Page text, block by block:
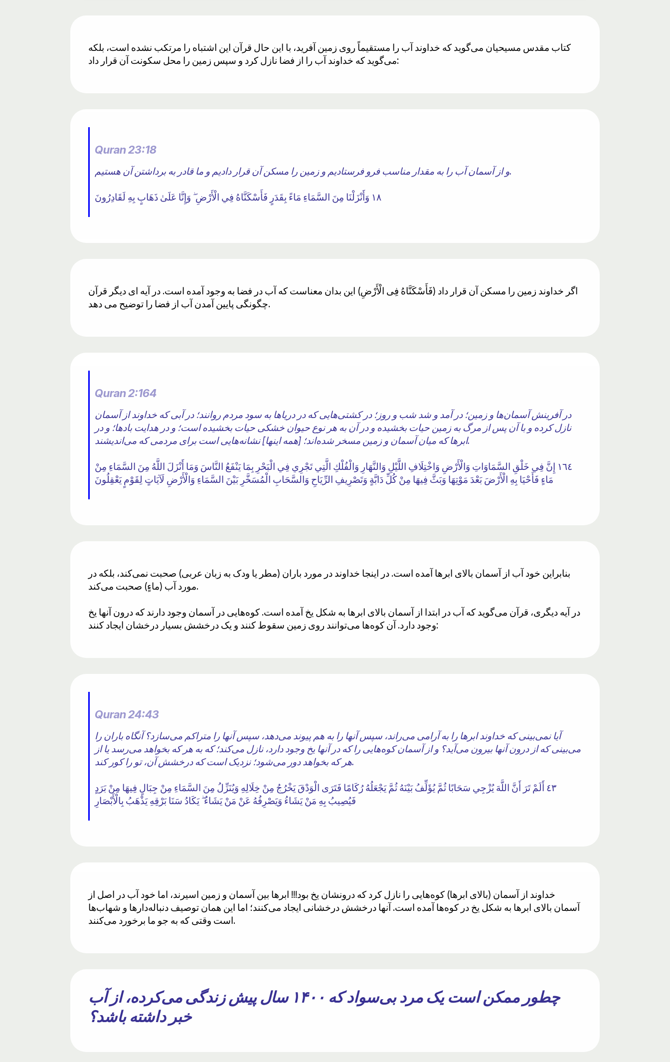
کتاب مقدس مسیحیان می‌گوید که خداوند آب را مستقیماً روی زمین آفرید، با این حال قرآن این اشتباه را مرتکب نشده است، بلکه
می‌گوید که خداوند آب را از فضا نازل کرد و سپس زمین را محل سکونت آن قرار داد:
Quran 23:18
و از آسمان آب را به مقدار مناسب فرو فرستادیم و زمین را مسکن آن قرار دادیم و ما قادر به برداشتن آن هستیم.
١٨ وَأَنْزَلْنَا مِنَ السَّمَاءِ مَاءً بِقَدَرٍ فَأَسْكَنَّاهُ فِي الْأَرْضِ ۖ وَإِنَّا عَلَىٰ ذَهَابٍ بِهِ لَقَادِرُونَ
اگر خداوند زمین را مسکن آن قرار داد (فَأَسْکَنَّاهُ فِی الْأَرْضِ) این بدان معناست که آب در فضا به وجود آمده است. در آیه ای دیگر قرآن
چگونگی پایین آمدن آب از فضا را توضیح می دهد.
Quran 2:164
در آفرینش آسمان‌ها و زمین؛ در آمد و شد شب و روز؛ در کشتی‌هایی که در دریاها به سود مردم روانند؛ در آبی که خداوند از آسمان
نازل کرده و با آن پس از مرگ به زمین حیات بخشیده و در آن به هر نوع حیوان خشکی حیات بخشیده است؛ و در هدایت بادها؛ و در
ابرها که میان آسمان و زمین مسخر شده‌اند؛ [همه اینها] نشانه‌هایی است برای مردمی که می‌اندیشند.
١٦٤ إِنَّ فِي خَلْقِ السَّمَاوَاتِ وَالْأَرْضِ وَاخْتِلَافِ اللَّيْلِ وَالنَّهَارِ وَالْفُلْكِ الَّتِي تَجْرِي فِي الْبَحْرِ بِمَا يَنْفَعُ النَّاسَ وَمَا أَنْزَلَ اللَّهُ مِنَ السَّمَاءِ مِنْ
مَاءٍ فَأَحْيَا بِهِ الْأَرْضَ بَعْدَ مَوْتِهَا وَبَثَّ فِيهَا مِنْ كُلِّ دَابَّةٍ وَتَصْرِيفِ الرِّيَاحِ وَالسَّحَابِ الْمُسَخَّرِ بَيْنَ السَّمَاءِ وَالْأَرْضِ لَآيَاتٍ لِقَوْمٍ يَعْقِلُونَ
بنابراین خود آب از آسمان بالای ابرها آمده است. در اینجا خداوند در مورد باران (مطر یا ودک به زبان عربی) صحبت نمی‌کند، بلکه در
مورد آب (ماءٍ) صحبت می‌کند.
در آیه دیگری، قرآن می‌گوید که آب در ابتدا از آسمان بالای ابرها به شکل یخ آمده است. کوه‌هایی در آسمان وجود دارند که درون آنها یخ
وجود دارد. آن کوه‌ها می‌توانند روی زمین سقوط کنند و یک درخشش بسیار درخشان ایجاد کنند:
Quran 24:43
آیا نمی‌بینی که خداوند ابرها را به آرامی می‌راند، سپس آنها را به هم پیوند می‌دهد، سپس آنها را متراکم می‌سازد؟ آنگاه باران را
می‌بینی که از درون آنها بیرون می‌آید؟ و از آسمان کوه‌هایی را که در آنها یخ وجود دارد، نازل می‌کند؛ که به هر که بخواهد می‌رسد یا از
هر که بخواهد دور می‌شود؛ نزدیک است که درخشش آن، تو را کور کند.
٤٣ أَلَمْ تَرَ أَنَّ اللَّهَ يُزْجِي سَحَابًا ثُمَّ يُؤَلِّفُ بَيْنَهُ ثُمَّ يَجْعَلُهُ رُكَامًا فَتَرَى الْوَدْقَ يَخْرُجُ مِنْ خِلَالِهِ وَيُنَزِّلُ مِنَ السَّمَاءِ مِنْ جِبَالٍ فِيهَا مِنْ بَرَدٍ
فَيُصِيبُ بِهِ مَنْ يَشَاءُ وَيَصْرِفُهُ عَنْ مَنْ يَشَاءُ ۖ يَكَادُ سَنَا بَرْقِهِ يَذْهَبُ بِالْأَبْصَارِ
خداوند از آسمان (بالای ابرها) کوه‌هایی را نازل کرد که درونشان یخ بود!!! ابرها بین آسمان و زمین اسیرند، اما خود آب در اصل از
آسمان بالای ابرها به شکل یخ در کوه‌ها آمده است. آنها درخشش درخشانی ایجاد می‌کنند؛ اما این همان توصیف دنباله‌دارها و شهاب‌ها
است وقتی که به جو ما برخورد می‌کنند.
چطور ممکن است یک مرد بی‌سواد که ۱۴۰۰ سال پیش زندگی می‌کرده، از آب
خبر داشته باشد؟